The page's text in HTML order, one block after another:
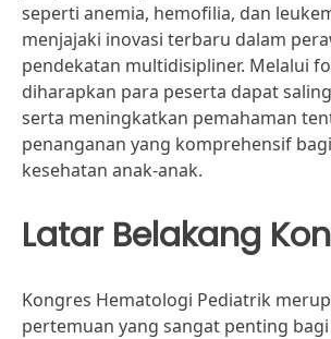
seperti anemia, hemofilia, dan
menjajaki inovasi terbaru dalam
pendekatan multidisipliner. Melalui
diharapkan para peserta dapat
serta meningkatkan pemahaman
penanganan yang komprehensif
kesehatan anak-anak.
Latar Belakang
Kongres Hematologi Pediatrik
pertemuan yang sangat penting